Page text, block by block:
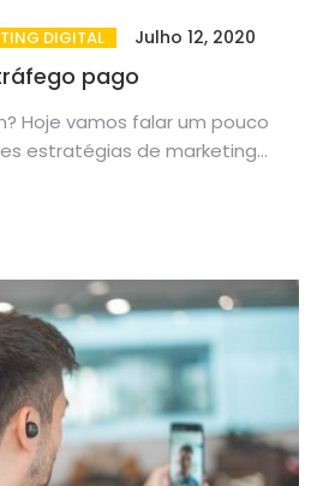
DIGITAL Julho 12, 2020
pago
Hoje vamos falar um pouco
estratégias de marketing